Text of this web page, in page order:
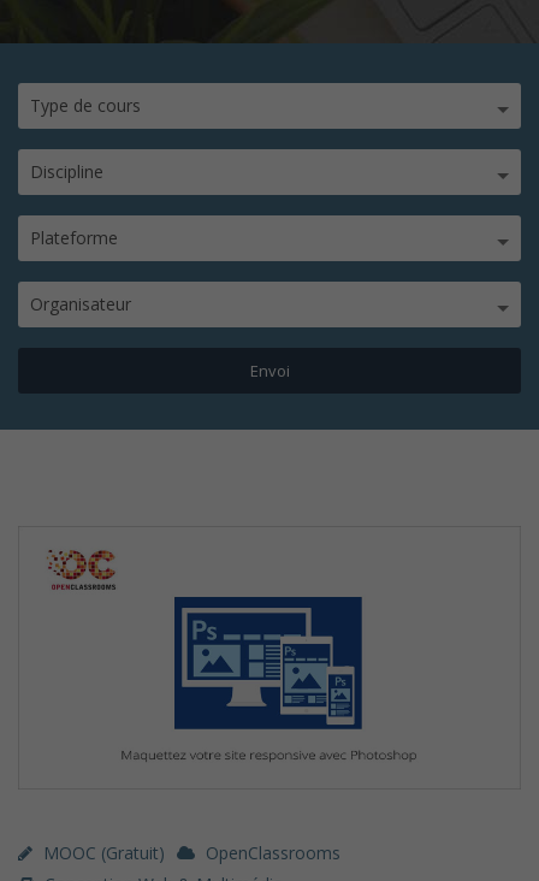
Type de cours
Discipline
Plateforme
Organisateur
MOOC (gratuit)
OpenClassrooms